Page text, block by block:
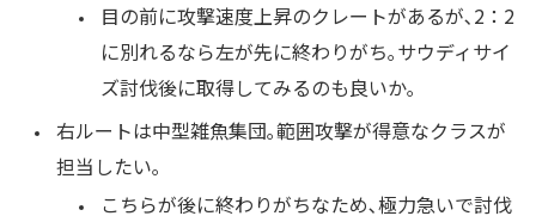
目の前に攻撃速度上昇のクレートがあるが､2：2
に別れるなら左が先に終わりがち｡サウディサイ
ズ討伐後に取得してみるのも良いか｡
右ルートは中型雑魚集団｡範囲攻撃が得意なクラスが
担当したい｡
こちらが後に終わりがちなため､極力急いで討伐